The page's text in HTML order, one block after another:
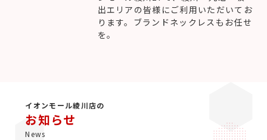
出エリアの皆様にご利用いただいてお
ります。ブランドネックレスもお任せ
を。
イオンモール綾川店の
お知らせ
News